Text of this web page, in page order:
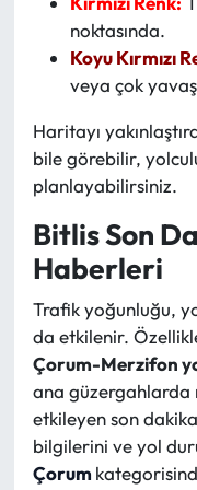
noktasında.
Koyu Kırmızı
veya çok
Haritayı
bile görebilir,
planlayabilirsiniz.
Bitlis Son
Haberleri
Trafik yoğunluğu,
da etkilenir.
Çorum-Merzifon
ana
etkileyen son
bilgilerini ve yol
Çorum